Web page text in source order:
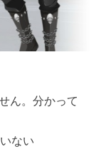
ん。分かって
ない